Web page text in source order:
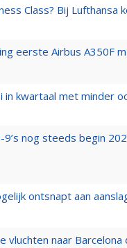
Class? Bij Lufthansa
eerste Airbus A350F
in kwartaal met minder
nog steeds begin
ontsnapt aan
vluchten naar Barcelona